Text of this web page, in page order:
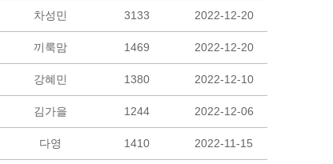
차성민 3133 2022-12-20
끼룩맘 1469 2022-12-20
강혜민 1380 2022-12-10
김가을 1244 2022-12-06
다영 1410 2022-11-15